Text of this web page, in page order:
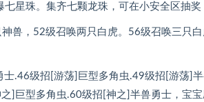
七星珠。集齐七颗龙珠，可在小安全区抽奖
神兽，52级召唤两只白虎。56级召唤三只
士.46级招[游荡]巨型多角虫.49级招[游荡]
]巨型多角虫.60级招[神之]半兽勇士，宝